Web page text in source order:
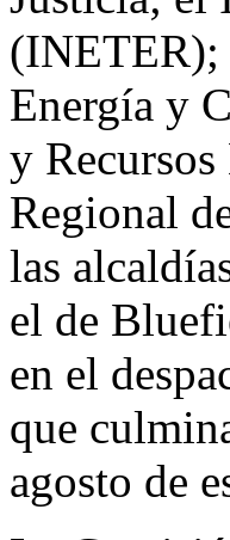
(INETER);
Energía y
y
Regional
las
el de
en el
que
agosto de